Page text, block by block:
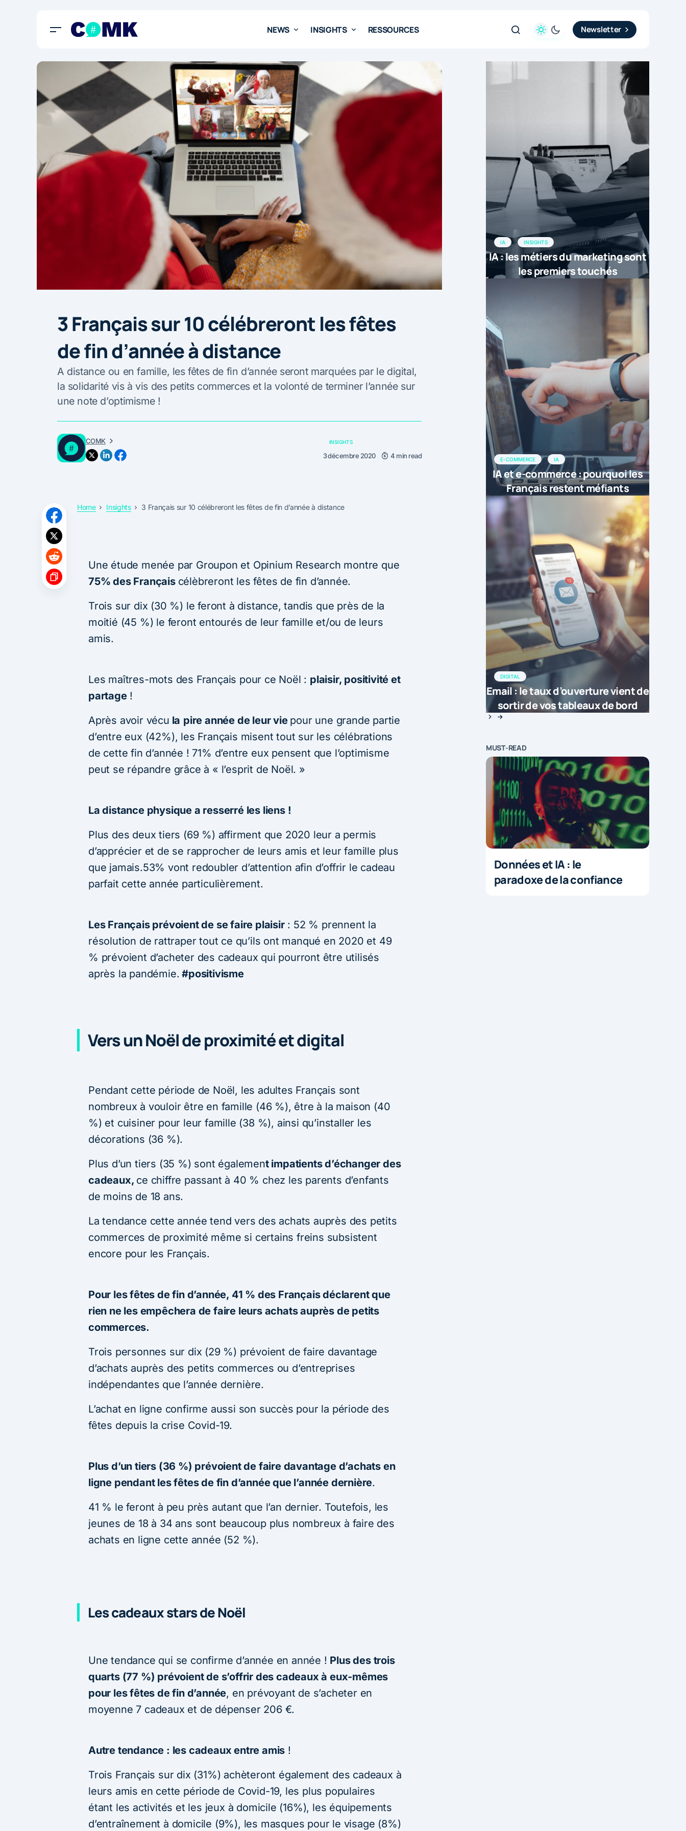
NEWS INSIGHTS RESSOURCES Newsletter
3 Français sur 10 célébreront les fêtes
de fin d’année à distance
A distance ou en famille, les fêtes de fin d’année seront marquées par le digital,
la solidarité vis à vis des petits commerces et la volonté de terminer l’année sur
une note d’optimisme !
COMK INSIGHTS
3 décembre 2020 4 min read
Home Insights 3 Français sur 10 célébreront les fêtes de fin d’année à distance
Une étude menée par Groupon et Opinium Research montre que
75% des Français célèbreront les fêtes de fin d’année.
Trois sur dix (30 %) le feront à distance, tandis que près de la
moitié (45 %) le feront entourés de leur famille et/ou de leurs
amis.
Les maîtres-mots des Français pour ce Noël : plaisir, positivité et
partage!
Après avoir vécu la pire année de leur vie pour une grande partie
d’entre eux (42%), les Français misent tout sur les célébrations
de cette fin d’année ! 71% d’entre eux pensent que l’optimisme
peut se répandre grâce à « l’esprit de Noël. »
La distance physique a resserré les liens !
Plus des deux tiers (69 %) affirment que 2020 leur a permis
d’apprécier et de se rapprocher de leurs amis et leur famille plus
que jamais.53% vont redoubler d’attention afin d’offrir le cadeau
parfait cette année particulièrement.
Les Français prévoient de se faire plaisir: 52 % prennent la
résolution de rattraper tout ce qu’ils ont manqué en 2020 et 49
% prévoient d’acheter des cadeaux qui pourront être utilisés
après la pandémie. #positivisme
Vers un Noël de proximité et digital
Pendant cette période de Noël, les adultes Français sont
nombreux à vouloir être en famille (46 %), être à la maison (40
%) et cuisiner pour leur famille (38 %), ainsi qu’installer les
décorations (36 %).
Plus d’un tiers (35 %) sont également impatients d’échanger des
cadeaux, ce chiffre passant à 40 % chez les parents d’enfants
de moins de 18 ans.
La tendance cette année tend vers des achats auprès des petits
commerces de proximité même si certains freins subsistent
encore pour les Français.
Pour les fêtes de fin d’année, 41 % des Français déclarent que
rien ne les empêchera de faire leurs achats auprès de petits
commerces.
Trois personnes sur dix (29 %) prévoient de faire davantage
d’achats auprès des petits commerces ou d’entreprises
indépendantes que l’année dernière.
L’achat en ligne confirme aussi son succès pour la période des
fêtes depuis la crise Covid-19.
Plus d’un tiers (36 %) prévoient de faire davantage d’achats en
ligne pendant les fêtes de fin d’année que l’année dernière.
41 % le feront à peu près autant que l’an dernier. Toutefois, les
jeunes de 18 à 34 ans sont beaucoup plus nombreux à faire des
achats en ligne cette année (52 %).
Les cadeaux stars de Noël
Une tendance qui se confirme d’année en année ! Plus des trois
quarts (77 %) prévoient de s’offrir des cadeaux à eux-mêmes
pour les fêtes de fin d’année, en prévoyant de s’acheter en
moyenne 7 cadeaux et de dépenser 206 €.
Autre tendance : les cadeaux entre amis !
Trois Français sur dix (31%) achèteront également des cadeaux à
leurs amis en cette période de Covid-19, les plus populaires
étant les activités et les jeux à domicile (16%), les équipements
d’entraînement à domicile (9%), les masques pour le visage (8%)
IA INSIGHTS
IA : les métiers du marketing sont
les premiers touchés
E-COMMERCE IA
IA et e-commerce : pourquoi les
Français restent méfiants
DIGITAL
Email : le taux d’ouverture vient de
sortir de vos tableaux de bord
MUST-READ
Données et IA : le
paradoxe de la confiance